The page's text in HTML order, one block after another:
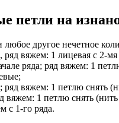
петли на
другое нечетное
вяжем: 1 лицевая с 2-
ряда; ряд вяжем: 1
вяжем: 1 петлю снять
1 петлю снять (нить
с 1-го ряда.